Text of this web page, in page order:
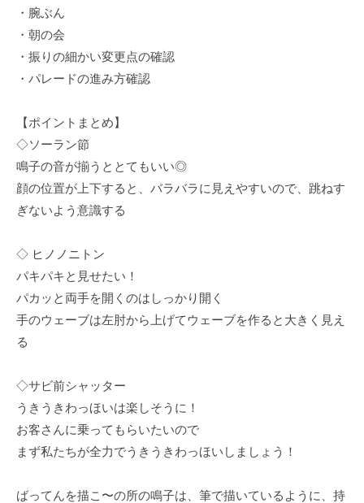
・腕ぶん
・朝の会
・振りの細かい変更点の確認
・パレードの進み方確認
【ポイントまとめ】
◇ソーラン節
鳴子の音が揃うととてもいい◎
顔の位置が上下すると、バラバラに見えやすいので、跳ねす
ぎないよう意識する
◇ ヒノノニトン
パキパキと見せたい！
パカッと両手を開くのはしっかり開く
手のウェーブは左肘から上げてウェーブを作ると大きく見え
る
◇サビ前シャッター
うきうきわっほいは楽しそうに！
お客さんに乗ってもらいたいので
まず私たちが全力でうきうきわっほいしましょう！
ばってんを描こ〜の所の鳴子は、筆で描いているように、持